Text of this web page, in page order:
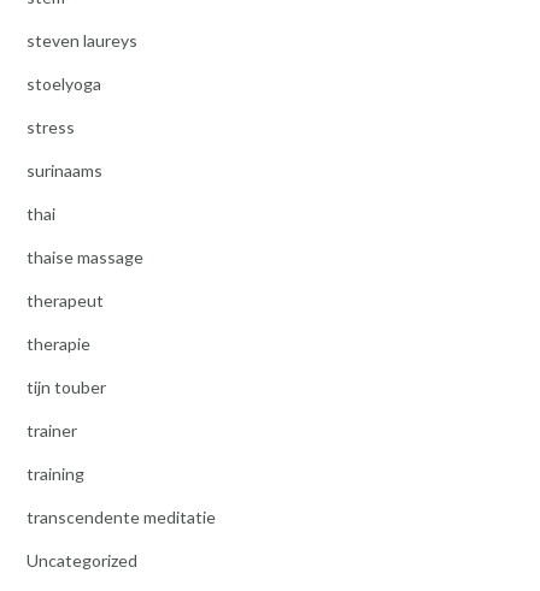
steven laureys
stoelyoga
stress
surinaams
thai
thaise massage
therapeut
therapie
tijn touber
trainer
training
transcendente meditatie
Uncategorized